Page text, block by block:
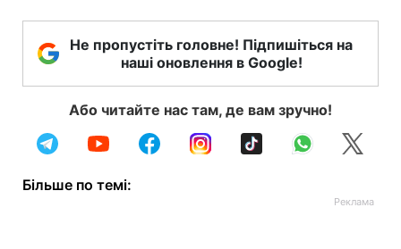
Не пропустіть головне! Підпишіться на
наші оновлення в Google!
Або читайте нас там, де вам зручно!
Більше по темі: